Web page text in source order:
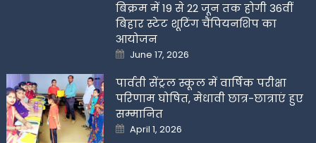
बिक्रम में 19 से 22 जून तक होगी 36वीं
बिहार स्टेट शूटिंग चैंपियनशिप का
आयोजन
Posted
on
June 17, 2026
पार्वती सेंट्रल स्कूल में वार्षिक परीक्षा
परिणाम घोषित, मेधावी छात्र-छात्राएं हुए
सम्मानित
Posted
on
April 1, 2026